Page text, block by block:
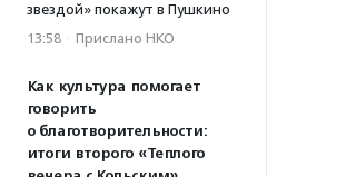
звездой» покажут в Пушкино
13:58 · Прислано НКО
Как культура помогает
говорить
о благотворительности:
итоги второго «Теплого